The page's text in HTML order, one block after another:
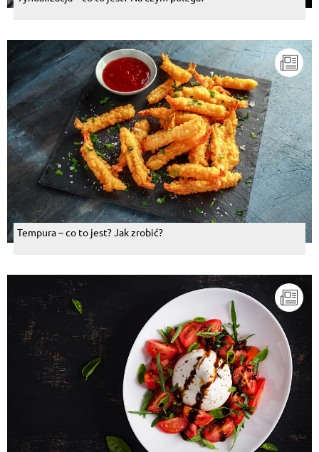
Tempura – co to jest? Jak zrobić?